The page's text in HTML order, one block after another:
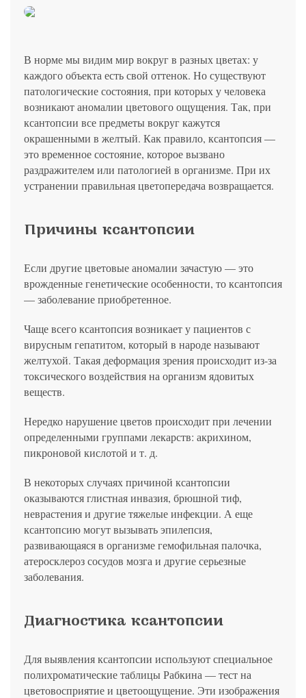
В норме мы видим мир вокруг в разных цветах: у
каждого объекта есть свой оттенок. Но существуют
патологические состояния, при которых у человека
возникают аномалии цветового ощущения. Так, при
ксантопсии все предметы вокруг кажутся
окрашенными в желтый. Как правило, ксантопсия —
это временное состояние, которое вызвано
раздражителем или патологией в организме. При их
устранении правильная цветопередача возвращается.
Причины ксантопсии
Если другие цветовые аномалии зачастую — это
врожденные генетические особенности, то ксантопсия
— заболевание приобретенное.
Чаще всего ксантопсия возникает у пациентов с
вирусным гепатитом, который в народе называют
желтухой. Такая деформация зрения происходит из-за
токсического воздействия на организм ядовитых
веществ.
Нередко нарушение цветов происходит при лечении
определенными группами лекарств: акрихином,
пикроновой кислотой и т. д.
В некоторых случаях причиной ксантопсии
оказываются глистная инвазия, брюшной тиф,
неврастения и другие тяжелые инфекции. А еще
ксантопсию могут вызывать эпилепсия,
развивающаяся в организме гемофильная палочка,
атеросклероз сосудов мозга и другие серьезные
заболевания.
Диагностика ксантопсии
Для выявления ксантопсии используют специальное
полихроматические таблицы Рабкина — тест на
цветовосприятие и цветоощущение. Эти изображения
Я соглашаюсь на получение рассылки в соответствии с ФЗ от
Записаться
Консультация и прием у профессора
Беликовой Е.И.
+7 991 098-78-29
Елена, персональный менеджер
13.03.2006 №38-ФЗ на условиях и для целей, определенных
политикой конфиденциальности
Записаться
Я соглашаюсь на получение рассылки в соответствии с ФЗ от
13.03.2006 №38-ФЗ на условиях и для целей, определенных
Отправить
13.03.2006 №38-ФЗ на условиях и для целей, определенных
политикой конфиденциальности